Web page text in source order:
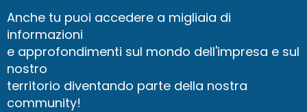
Anche tu puoi accedere a migliaia di
informazioni
e approfondimenti sul mondo dell'impresa e sul
nostro
territorio diventando parte della nostra
community!